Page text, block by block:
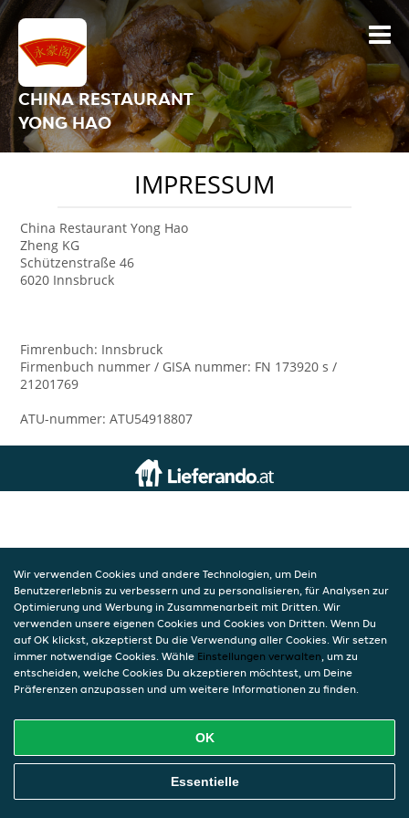
CHINA RESTAURANT
YONG HAO
IMPRESSUM
China Restaurant Yong Hao
Zheng KG
Schützenstraße 46
6020 Innsbruck
Fimrenbuch: Innsbruck
Firmenbuch nummer / GISA nummer: FN 173920 s /
21201769
ATU-nummer: ATU54918807
Wir verwenden Cookies und andere Technologien, um Dein
Benutzererlebnis zu verbessern und zu personalisieren, für Analysen zur
Optimierung und Werbung in Zusammenarbeit mit Dritten. Wir
verwenden unsere eigenen Cookies und Cookies von Dritten. Wenn Du
auf OK klickst, akzeptierst Du die Verwendung aller Cookies. Wir setzen
immer notwendige Cookies. Wähle Einstellungen verwalten, um zu
entscheiden, welche Cookies Du akzeptieren möchtest, um Deine
Präferenzen anzupassen und um weitere Informationen zu finden.
OK
Essentielle